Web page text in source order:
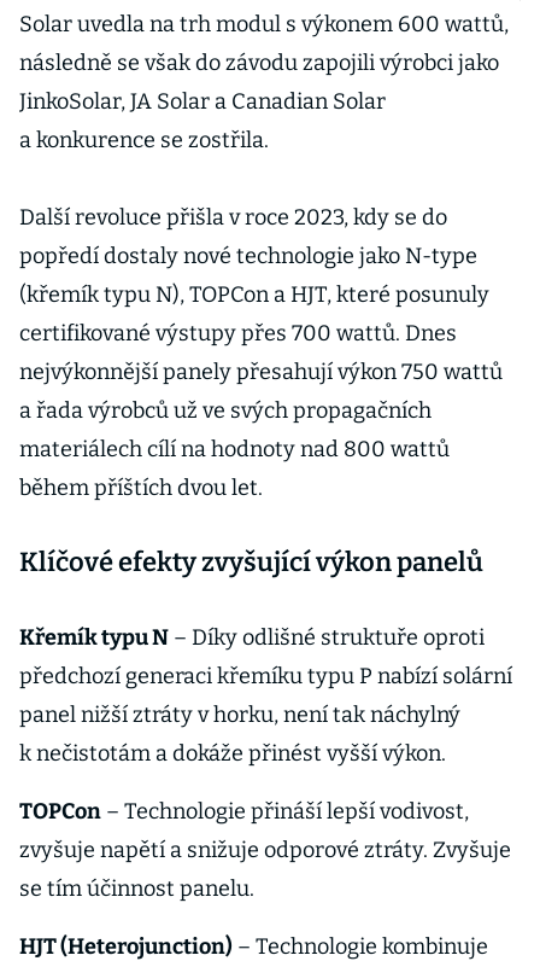
Solar uvedla na trh modul s výkonem 600 wattů,
následně se však do závodu zapojili výrobci jako
JinkoSolar, JA Solar a Canadian Solar
a konkurence se zostřila.
Další revoluce přišla v roce 2023, kdy se do
popředí dostaly nové technologie jako N-type
(křemík typu N), TOPCon a HJT, které posunuly
certifikované výstupy přes 700 wattů. Dnes
nejvýkonnější panely přesahují výkon 750 wattů
a řada výrobců už ve svých propagačních
materiálech cílí na hodnoty nad 800 wattů
během příštích dvou let.
Klíčové efekty zvyšující výkon panelů
Křemík typu N – Díky odlišné struktuře oproti
předchozí generaci křemíku typu P nabízí solární
panel nižší ztráty v horku, není tak náchylný
k nečistotám a dokáže přinést vyšší výkon.
TOPCon – Technologie přináší lepší vodivost,
zvyšuje napětí a snižuje odporové ztráty. Zvyšuje
se tím účinnost panelu.
HJT (Heterojunction) – Technologie kombinuje